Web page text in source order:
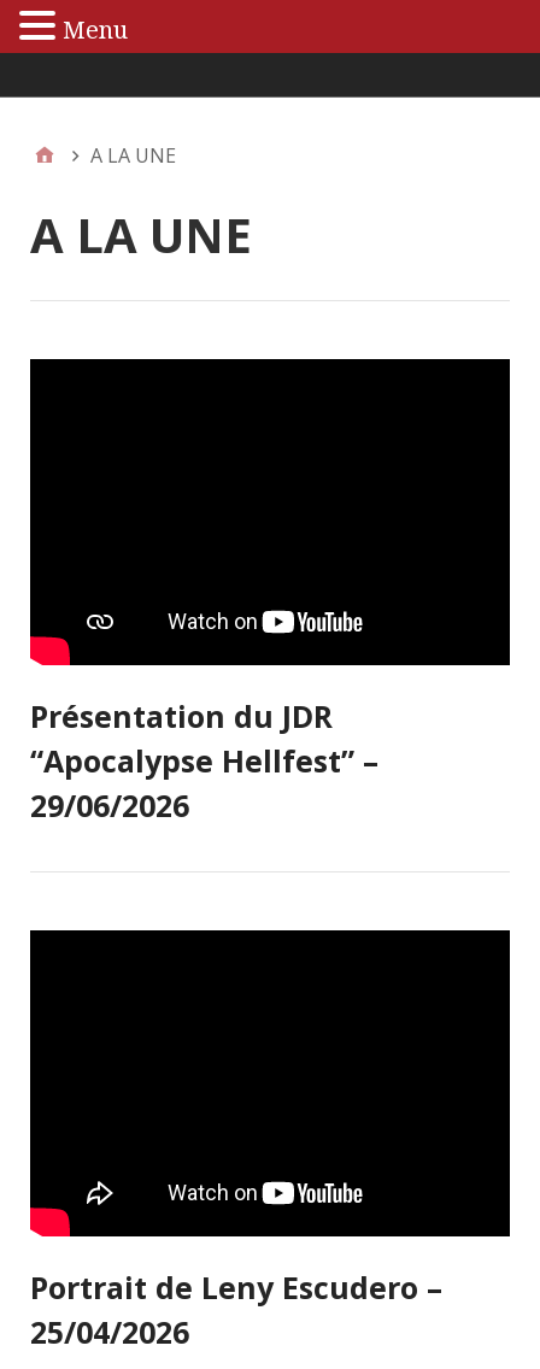
A LA UNE
A LA UNE
Présentation du JDR
“Apocalypse Hellfest” –
29/06/2026
Portrait de Leny Escudero –
25/04/2026
Menu